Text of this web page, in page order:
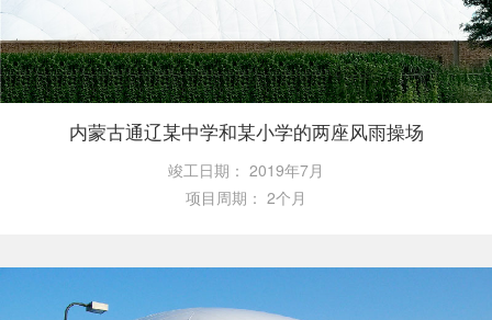
内蒙古通辽某中学和某小学的两座风雨操场
竣工日期： 2019年7月
项目周期： 2个月